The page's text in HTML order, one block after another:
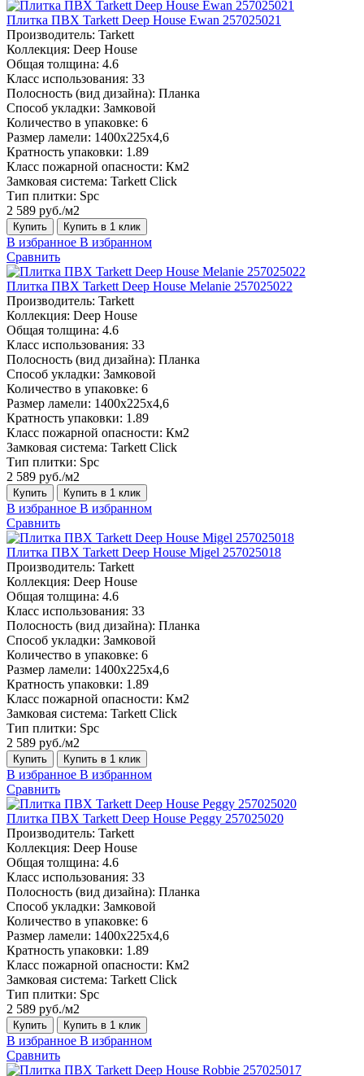
Плитка ПВХ Tarkett Deep House Ewan 257025021
Производитель: Tarkett
Коллекция: Deep House
Общая толщина: 4.6
Класс использования: 33
Полосность (вид дизайна): Планка
Способ укладки: Замковой
Количество в упаковке: 6
Размер ламели: 1400х225х4,6
Кратность упаковки: 1.89
Класс пожарной опасности: Км2
Замковая система: Tarkett Click
Тип плитки: Spc
2 589 руб./м2
Купить Купить в 1 клик
В избранное В избранном
Сравнить
Плитка ПВХ Tarkett Deep House Melanie 257025022
Производитель: Tarkett
Коллекция: Deep House
Общая толщина: 4.6
Класс использования: 33
Полосность (вид дизайна): Планка
Способ укладки: Замковой
Количество в упаковке: 6
Размер ламели: 1400х225х4,6
Кратность упаковки: 1.89
Класс пожарной опасности: Км2
Замковая система: Tarkett Click
Тип плитки: Spc
2 589 руб./м2
Купить Купить в 1 клик
В избранное В избранном
Сравнить
Плитка ПВХ Tarkett Deep House Migel 257025018
Производитель: Tarkett
Коллекция: Deep House
Общая толщина: 4.6
Класс использования: 33
Полосность (вид дизайна): Планка
Способ укладки: Замковой
Количество в упаковке: 6
Размер ламели: 1400х225х4,6
Кратность упаковки: 1.89
Класс пожарной опасности: Км2
Замковая система: Tarkett Click
Тип плитки: Spc
2 589 руб./м2
Купить Купить в 1 клик
В избранное В избранном
Сравнить
Плитка ПВХ Tarkett Deep House Peggy 257025020
Производитель: Tarkett
Коллекция: Deep House
Общая толщина: 4.6
Класс использования: 33
Полосность (вид дизайна): Планка
Способ укладки: Замковой
Количество в упаковке: 6
Размер ламели: 1400х225х4,6
Кратность упаковки: 1.89
Класс пожарной опасности: Км2
Замковая система: Tarkett Click
Тип плитки: Spc
2 589 руб./м2
Купить Купить в 1 клик
В избранное В избранном
Сравнить